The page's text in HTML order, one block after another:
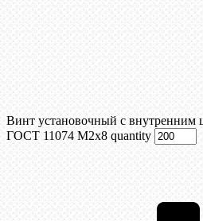
Винт установочный с внутренним
ГОСТ 11074 М2х8 quantity